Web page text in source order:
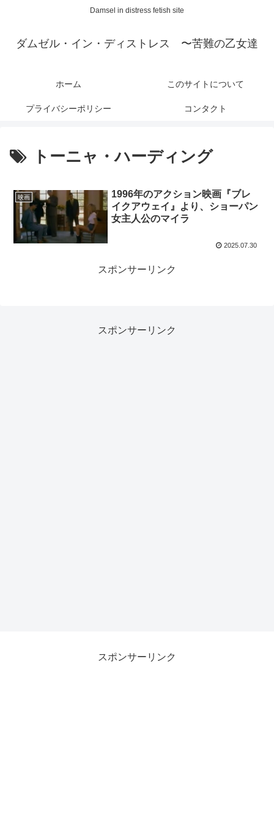
Damsel in distress fetish site
ダムゼル・イン・ディストレス 〜苦難の乙女達
ホーム このサイトについて
プライバシーポリシー コンタクト
トーニャ・ハーディング
映画
1996年のアクション映画『ブレ
イクアウェイ』より、ショーパン
女主人公のマイラ
2025.07.30
スポンサーリンク
スポンサーリンク
スポンサーリンク